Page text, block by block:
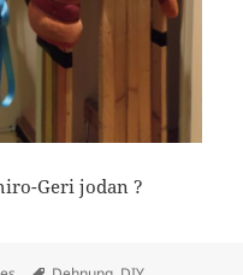
Geri jodan ?